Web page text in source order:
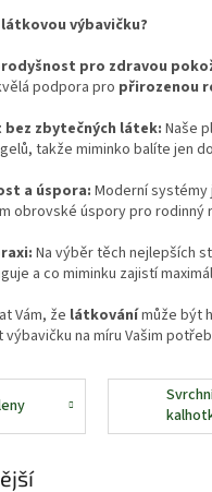
výbavičku?
pro zdravou
podpora pro přirozenou
bez zbytečných látek: Naše
takže miminko balíte jen
a úspora:Moderní systémy
obrovské úspory pro rodinný
Na výběr těch nejlepších
a co miminku zajistí
Vám, že látkovánímůže být
na míru Vašim